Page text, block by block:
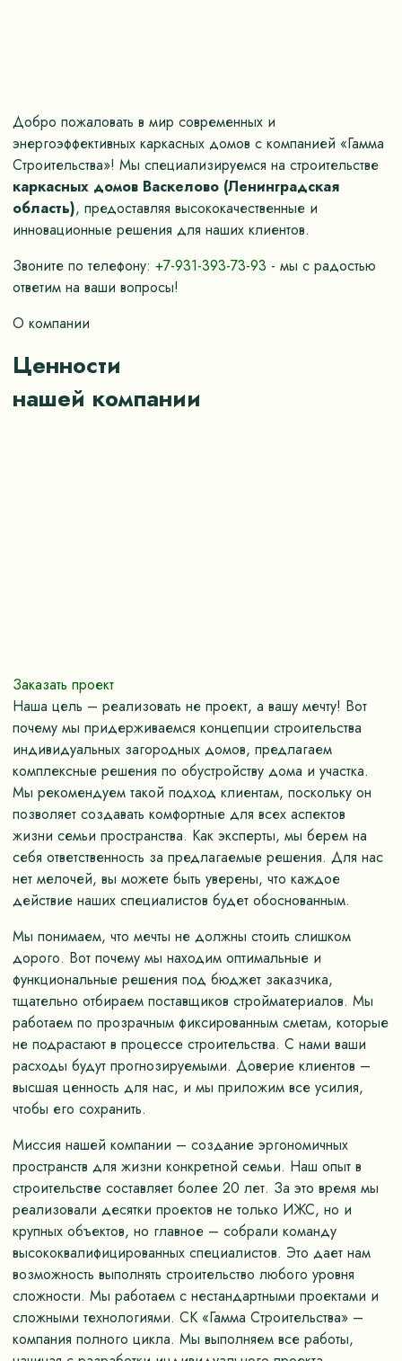
Добро пожаловать в мир современных и
энергоэффективных каркасных домов с компанией «Гамма
Строительства»! Мы специализируемся на строительстве
каркасных домов Васкелово (Ленинградская
область), предоставляя высококачественные и
инновационные решения для наших клиентов.
Звоните по телефону: +7-931-393-73-93 - мы с радостью
ответим на ваши вопросы!
О компании
Ценности
нашей компании
Заказать проект
Наша цель – реализовать не проект, а вашу мечту! Вот
почему мы придерживаемся концепции строительства
индивидуальных загородных домов, предлагаем
комплексные решения по обустройству дома и участка.
Мы рекомендуем такой подход клиентам, поскольку он
позволяет создавать комфортные для всех аспектов
жизни семьи пространства. Как эксперты, мы берем на
себя ответственность за предлагаемые решения. Для нас
нет мелочей, вы можете быть уверены, что каждое
действие наших специалистов будет обоснованным.
Мы понимаем, что мечты не должны стоить слишком
дорого. Вот почему мы находим оптимальные и
функциональные решения под бюджет заказчика,
тщательно отбираем поставщиков стройматериалов. Мы
работаем по прозрачным фиксированным сметам, которые
не подрастают в процессе строительства. С нами ваши
расходы будут прогнозируемыми. Доверие клиентов –
высшая ценность для нас, и мы приложим все усилия,
чтобы его сохранить.
Миссия нашей компании – создание эргономичных
пространств для жизни конкретной семьи. Наш опыт в
строительстве составляет более 20 лет. За это время мы
реализовали десятки проектов не только ИЖС, но и
крупных объектов, но главное – собрали команду
высококвалифицированных специалистов. Это дает нам
возможность выполнять строительство любого уровня
сложности. Мы работаем с нестандартными проектами и
сложными технологиями. СК «Гамма Строительства» –
компания полного цикла. Мы выполняем все работы,